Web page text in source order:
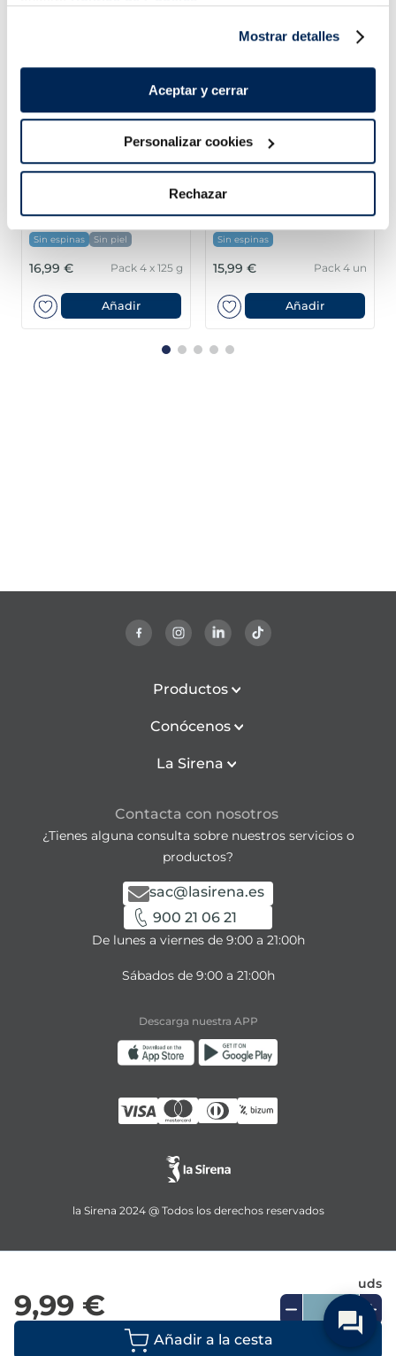
Mostrar detalles
Aceptar y cerrar
Personalizar cookies
Rechazar
9,99 €
uds
Añadir a la cesta
noruego Premium
Sin espinas Sin piel
16,99 € Pack 4 x 125 g
Añadir
Lomos de merluza
austral MSC Premium
Sin espinas
15,99 € Pack 4 un
Añadir
Productos
Conócenos
La Sirena
Contacta con nosotros
¿Tienes alguna consulta sobre nuestros servicios o
productos?
sac@lasirena.es
900 21 06 21
De lunes a viernes de 9:00 a 21:00h
Sábados de 9:00 a 21:00h
Descarga nuestra APP
la Sirena 2024 @ Todos los derechos reservados